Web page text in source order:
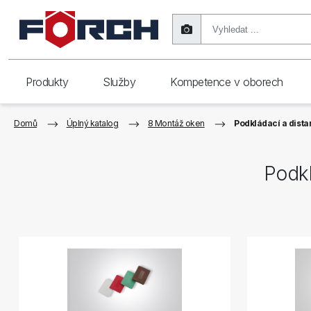
Produkty Služby Kompetence v oborech
Domů Úplný katalog 8 Montáž oken Podkládací a